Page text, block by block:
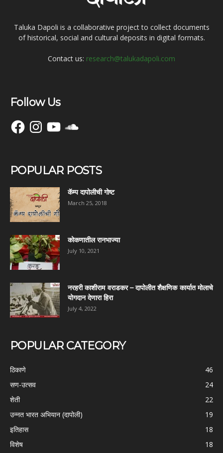
Taluka Dapoli is a collaborative project to collect documents
of historical, social and cultural deposits in digital formats.
Contact us: research@talukadapoli.com
Follow Us
FacebookInstagramYouTubeSoundCloud
POPULAR POSTS
कॅम्प दापोलीची गोष्ट
March 25, 2018
कोकणातील रानभाज्या
July 10, 2021
नरहरी काशीराम वराडकर – दापोलीत शैक्षणिक कार्यात मोलाचे
योगदान देणारा हिरा
July 4, 2022
POPULAR CATEGORY
ठिकाणे
46
सण-उत्सव
24
शेती
22
उन्नत भारत अभियान (दापोली)
19
इतिहास
18
विशेष
18